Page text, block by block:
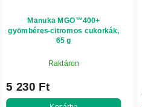
Manuka MGO™400+
gyömbéres-citromos cukorkák,
65 g
Raktáron
5 230 Ft